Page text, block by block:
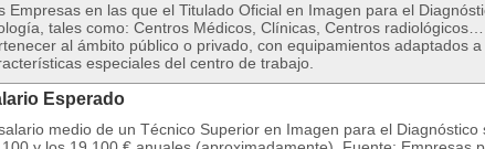
Empresas en las que el Titulado Oficial en Imagen para el
tales como: Centros Médicos, Clínicas, Centros
al ámbito público o privado, con equipamientos adaptados
especiales del centro de trabajo.
Esperado
medio de un Técnico Superior en Imagen para el